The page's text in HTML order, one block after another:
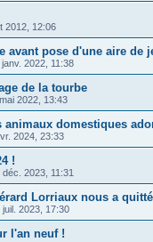
2012, 12:06
avant pose d'une aire de
2022, 11:38
de la tourbe
2022, 13:43
animaux domestiques
2024, 23:33
!
2023, 11:31
Lorriaux nous a
juil. 2023, 17:30
l'an neuf !